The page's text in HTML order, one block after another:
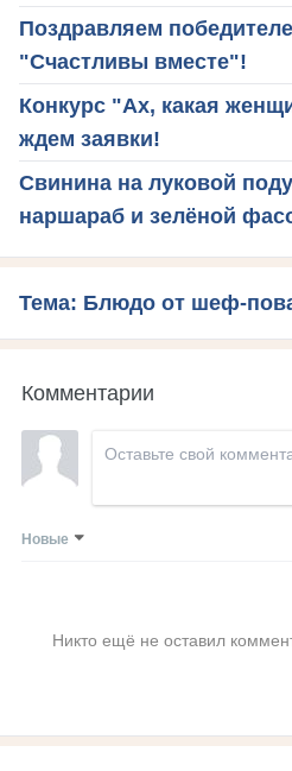
Поздравляем
"Счастливы вместе"!
Конкурс "Ах, какая
ждем заявки!
Свинина на луковой
наршараб и зелёной
Тема: Блюдо от шеф-
Комментарии
Новые
Никто ещё не оставил